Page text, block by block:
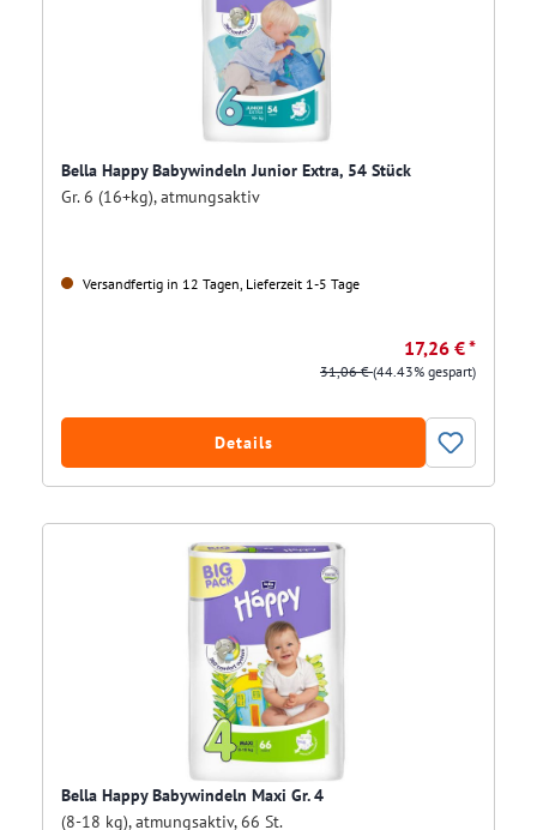
Bella Happy Babywindeln Junior Extra, 54 Stück
Gr. 6 (16+kg), atmungsaktiv
Versandfertig in 12 Tagen, Lieferzeit 1-5 Tage
17,26 € *
31,06 €(44.43% gespart)
Details
Bella Happy Babywindeln Maxi Gr. 4
(8-18 kg), atmungsaktiv, 66 St.